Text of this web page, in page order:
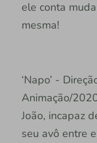
ele conta
mesma!
‘Napo’ -
Animação/
João, incapaz
seu avô entre